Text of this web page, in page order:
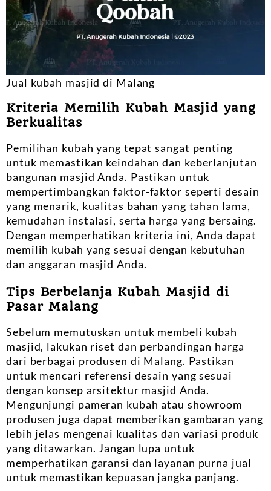
Jual kubah masjid di Malang
Kriteria Memilih Kubah Masjid yang
Berkualitas
Pemilihan kubah yang tepat sangat penting
untuk memastikan keindahan dan keberlanjutan
bangunan masjid Anda. Pastikan untuk
mempertimbangkan faktor-faktor seperti desain
yang menarik, kualitas bahan yang tahan lama,
kemudahan instalasi, serta harga yang bersaing.
Dengan memperhatikan kriteria ini, Anda dapat
memilih kubah yang sesuai dengan kebutuhan
dan anggaran masjid Anda.
Tips Berbelanja Kubah Masjid di
Pasar Malang
Sebelum memutuskan untuk membeli kubah
masjid, lakukan riset dan perbandingan harga
dari berbagai produsen di Malang. Pastikan
untuk mencari referensi desain yang sesuai
dengan konsep arsitektur masjid Anda.
Mengunjungi pameran kubah atau showroom
produsen juga dapat memberikan gambaran yang
lebih jelas mengenai kualitas dan variasi produk
yang ditawarkan. Jangan lupa untuk
memperhatikan garansi dan layanan purna jual
untuk memastikan kepuasan jangka panjang.